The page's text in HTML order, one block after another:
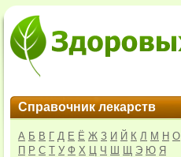
Справочник лекарств
А Б В Г Д Е Ё Ж З И Й К Л М Н О
П Р С Т У Ф Х Ц Ч Ш Щ Э Ю Я